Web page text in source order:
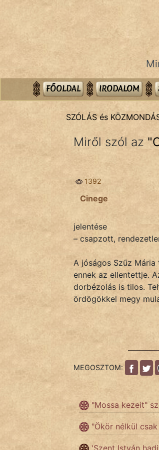
Bibliai
Közmondások
Szóláscsoportok
KÖZMONDÁS
FILM
FŐOLDAL IRODALOM
SZÓLÁS és
Miről szól az "
1392
Cinege
jelentése
– csapzott,
A jóságos Szűz
ennek az ellentettje.
dorbézolás is tilos.
ördögökkel megy
MEGOSZTOM:
"Mossa kezeit"
"Ökör nélkül
'Szent István